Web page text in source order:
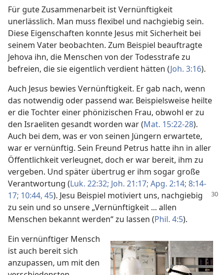
Für gute Zusammenarbeit ist Vernünftigkeit
unerlässlich. Man muss flexibel und nachgiebig sein.
Diese Eigenschaften konnte Jesus mit Sicherheit bei
seinem Vater beobachten. Zum Beispiel beauftragte
Jehova ihn, die Menschen von der Todesstrafe zu
befreien, die sie eigentlich verdient hätten (Joh. 3:16).
Auch Jesus bewies Vernünftigkeit. Er gab nach, wenn
das notwendig oder passend war. Beispielsweise heilte
er die Tochter einer phönizischen Frau, obwohl er zu
den Israeliten gesandt worden war (Mat. 15:22-28).
Auch bei dem, was er von seinen Jüngern erwartete,
war er vernünftig. Sein Freund Petrus hatte ihn in aller
Öffentlichkeit verleugnet, doch er war bereit, ihm zu
vergeben. Und später übertrug er ihm sogar große
Verantwortung (Luk. 22:32; Joh. 21:17; Apg. 2:14; 8:14-
17; 10:44, 45). Jesu Beispiel motiviert uns, nachgiebig
zu sein und so unsere „Vernünftigkeit ... allen
Menschen bekannt werden“ zu lassen (Phil. 4:5).
Ein vernünftiger Mensch
ist auch bereit sich
anzupassen, um mit den